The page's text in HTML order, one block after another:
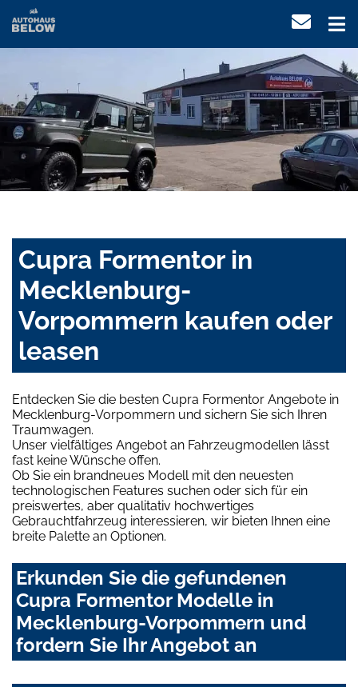
Cupra Formentor in
Mecklenburg-
Vorpommern kaufen oder
leasen
Entdecken Sie die besten Cupra Formentor Angebote in
Mecklenburg-Vorpommern und sichern Sie sich Ihren
Traumwagen.
Unser vielfältiges Angebot an Fahrzeugmodellen lässt
fast keine Wünsche offen.
Ob Sie ein brandneues Modell mit den neuesten
technologischen Features suchen oder sich für ein
preiswertes, aber qualitativ hochwertiges
Gebrauchtfahrzeug interessieren, wir bieten Ihnen eine
breite Palette an Optionen.
Erkunden Sie die gefundenen
Cupra Formentor Modelle in
Mecklenburg-Vorpommern und
fordern Sie Ihr Angebot an